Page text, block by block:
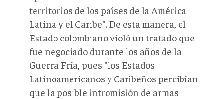
territorios de los países de la América
Latina y el Caribe". De esta manera, el
Estado colombiano violó un tratado que
fue negociado durante los años de la
Guerra Fría, pues "los Estados
Latinoamericanos y Caribeños percibían
que la posible intromisión de armas